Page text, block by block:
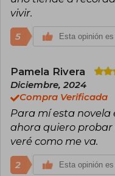
vivir.
5 Esta opinión es
Pamela Rivera
Diciembre, 2024
Compra Verificada
Para mí esta novela
ahora quiero probar
veré como me va.
2 Esta opinión es